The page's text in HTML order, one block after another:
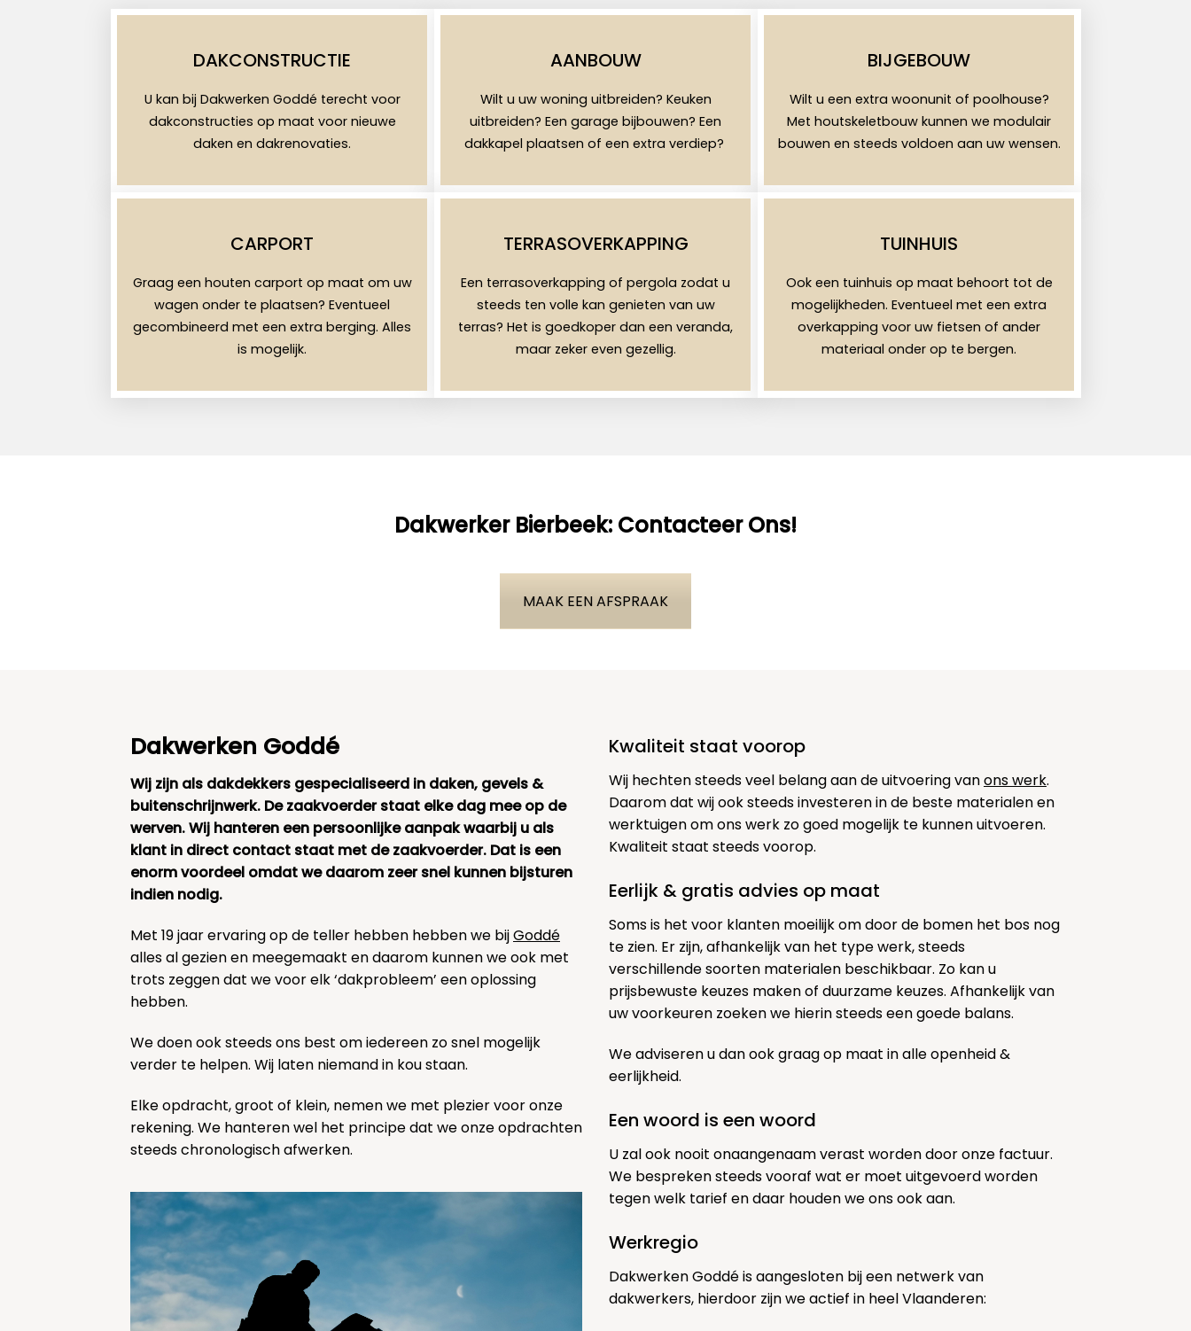
DAKCONSTRUCTIE
U kan bij Dakwerken Goddé terecht voor
dakconstructies op maat voor nieuwe
daken en dakrenovaties.
AANBOUW
Wilt u uw woning uitbreiden? Keuken
uitbreiden? Een garage bijbouwen? Een
dakkapel plaatsen of een extra verdiep?
BIJGEBOUW
Wilt u een extra woonunit of poolhouse?
Met houtskeletbouw kunnen we modulair
bouwen en steeds voldoen aan uw wensen.
CARPORT
Graag een houten carport op maat om uw
wagen onder te plaatsen? Eventueel
gecombineerd met een extra berging. Alles
is mogelijk.
TERRASOVERKAPPING
Een terrasoverkapping of pergola zodat u
steeds ten volle kan genieten van uw
terras? Het is goedkoper dan een veranda,
maar zeker even gezellig.
TUINHUIS
Ook een tuinhuis op maat behoort tot de
mogelijkheden. Eventueel met een extra
overkapping voor uw fietsen of ander
materiaal onder op te bergen.
Dakwerker Bierbeek: Contacteer Ons!
MAAK EEN AFSPRAAK
Dakwerken Goddé
Wij zijn als dakdekkers gespecialiseerd in daken, gevels &
buitenschrijnwerk. De zaakvoerder staat elke dag mee op de
werven. Wij hanteren een persoonlijke aanpak waarbij u als
klant in direct contact staat met de zaakvoerder. Dat is een
enorm voordeel omdat we daarom zeer snel kunnen bijsturen
indien nodig.
Met 19 jaar ervaring op de teller hebben hebben we bijGoddé
alles al gezien en meegemaakt en daarom kunnen we ook met
trots zeggen dat we voor elk ‘dakprobleem’ een oplossing
hebben.
We doen ook steeds ons best om iedereen zo snel mogelijk
verder te helpen. Wij laten niemand in kou staan.
Elke opdracht, groot of klein, nemen we met plezier voor onze
rekening. We hanteren wel het principe dat we onze opdrachten
steeds chronologisch afwerken.
Kwaliteit staat voorop
Wij hechten steeds veel belang aan de uitvoering vanons werk.
Daarom dat wij ook steeds investeren in de beste materialen en
werktuigen om ons werk zo goed mogelijk te kunnen uitvoeren.
Kwaliteit staat steeds voorop.
Eerlijk & gratis advies op maat
Soms is het voor klanten moeilijk om door de bomen het bos nog
te zien. Er zijn, afhankelijk van het type werk, steeds
verschillende soorten materialen beschikbaar. Zo kan u
prijsbewuste keuzes maken of duurzame keuzes. Afhankelijk van
uw voorkeuren zoeken we hierin steeds een goede balans.
We adviseren u dan ook graag op maat in alle openheid &
eerlijkheid.
Een woord is een woord
U zal ook nooit onaangenaam verast worden door onze factuur.
We bespreken steeds vooraf wat er moet uitgevoerd worden
tegen welk tarief en daar houden we ons ook aan.
Werkregio
Dakwerken Goddé is aangesloten bij een netwerk van
dakwerkers, hierdoor zijn we actief in heel Vlaanderen: